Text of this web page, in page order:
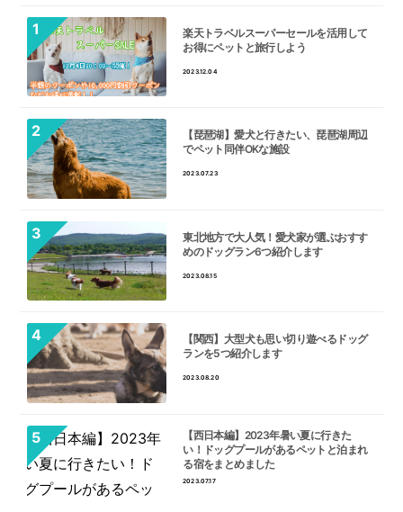
楽天トラベルスーパーセールを活用して
お得にペットと旅行しよう
2023.12.04
【琵琶湖】愛犬と行きたい、琵琶湖周辺
でペット同伴OKな施設
2023.07.23
東北地方で大人気！愛犬家が選ぶおすす
めのドッグラン6つ紹介します
2023.08.15
【関西】大型犬も思い切り遊べるドッグ
ランを5つ紹介します
2023.08.20
【西日本編】2023年暑い夏に行きた
い！ドッグプールがあるペットと泊まれ
る宿をまとめました
2023.07.17